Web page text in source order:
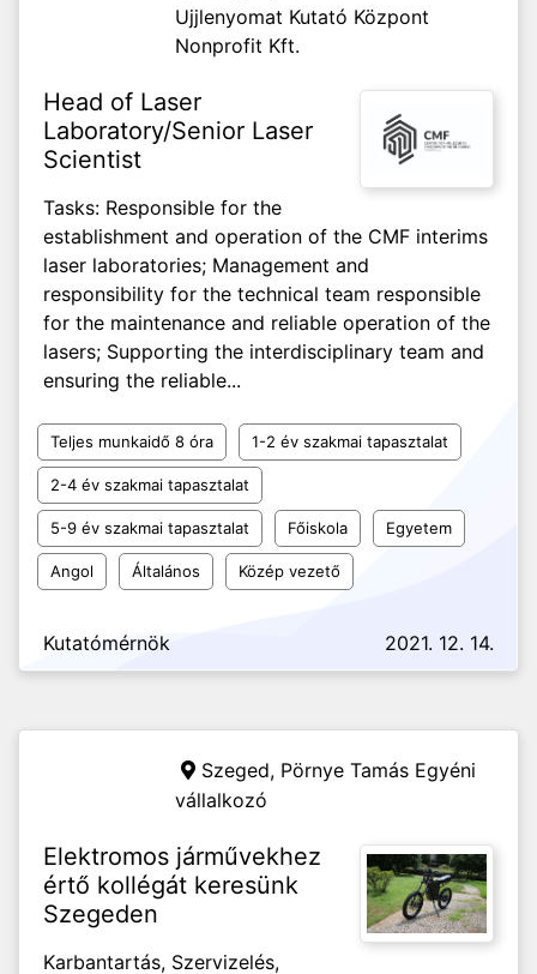
Ujjlenyomat Kutató Központ
Nonprofit Kft.
Head of Laser
Laboratory/Senior Laser
Scientist
Tasks: Responsible for the
establishment and operation of the CMF interims
laser laboratories; Management and
responsibility for the technical team responsible
for the maintenance and reliable operation of the
lasers; Supporting the interdisciplinary team and
ensuring the reliable...
Teljes munkaidő 8 óra 1-2 év szakmai tapasztalat
2-4 év szakmai tapasztalat
5-9 év szakmai tapasztalat Főiskola Egyetem
Angol Általános Közép vezető
Kutatómérnök 2021. 12. 14.
Szeged, Pörnye Tamás Egyéni
vállalkozó
Elektromos járművekhez
értő kollégát keresünk
Szegeden
Karbantartás, Szervizelés,